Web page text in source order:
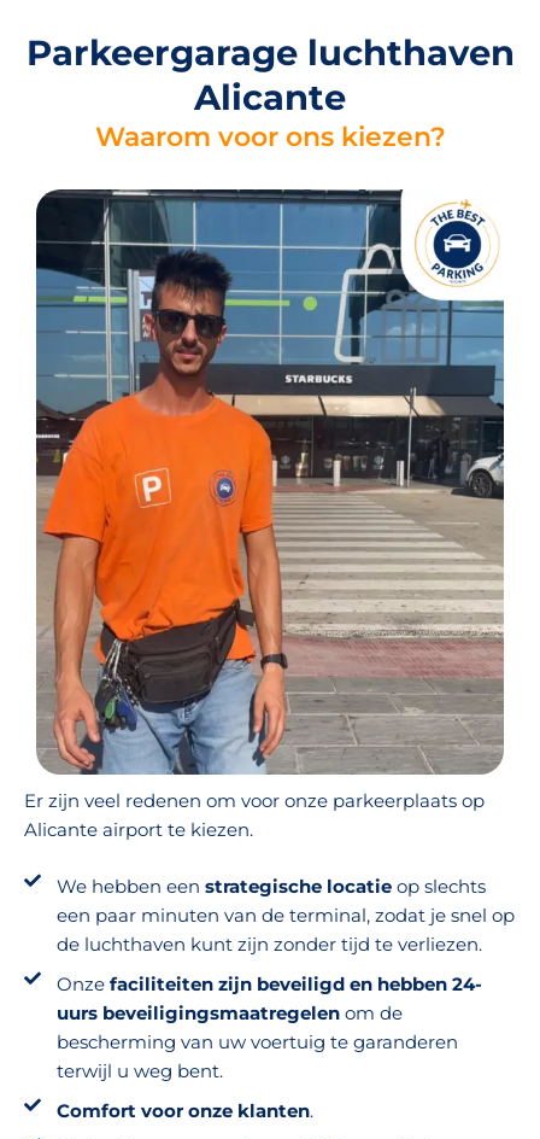
Parkeergarage luchthaven
Alicante
Waarom voor ons kiezen?
Er zijn veel redenen om voor onze parkeerplaats op
Alicante airport te kiezen.
We hebben een strategische locatieop slechts
een paar minuten van de terminal, zodat je snel op
de luchthaven kunt zijn zonder tijd te verliezen.
Onze faciliteiten zijn beveiligd en hebben 24-
uurs beveiligingsmaatregelenom de
bescherming van uw voertuig te garanderen
terwijl u weg bent.
Comfort voor onze klanten.